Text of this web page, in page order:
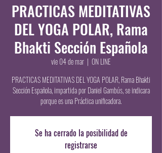
PRACTICAS MEDITATIVAS
DEL YOGA POLAR, Rama
Bhakti Sección Española
vie 04 de mar
  |
ON LINE
PRACTICAS MEDITATIVAS DEL YOGA POLAR, Rama Bhakti
Sección Española, impartida por Daniel Gambús, se indicara
porque es una Práctica unificadora.
Se ha cerrado la posibilidad de
registrarse